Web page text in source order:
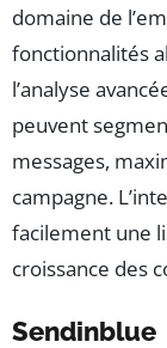
domaine de
fonctionnalités
l’analyse
peuvent
messages,
campagne.
facilement une
croissance des
Sendinblue